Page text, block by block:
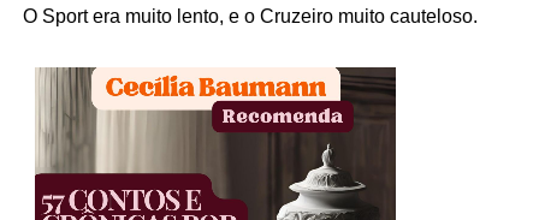
O Sport era muito lento, e o Cruzeiro muito cauteloso.